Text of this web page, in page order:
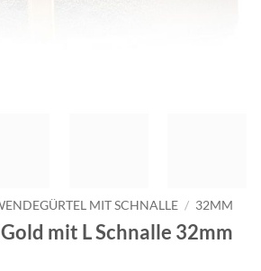
MIT SCHNALLE / 32MM
mit L Schnalle 32mm